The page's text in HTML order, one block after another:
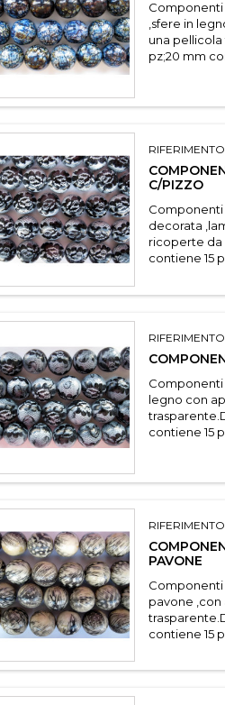
Componenti
,sfere in
una pellicola
pz;20 mm
C/PIZZO
decorata
ricoperte da
contiene 15
Componenti
legno con
contiene 15
PAVONE
Componenti
pavone
contiene 15